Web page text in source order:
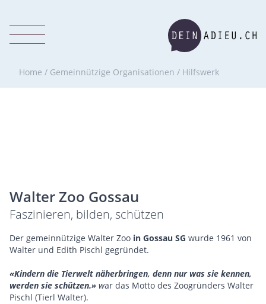
Home / Gemeinnützige Organisationen / Hilfswerk
Walter Zoo Gossau
Faszinieren, bilden, schützen
Der gemeinnützige Walter Zoo in Gossau SG wurde 1961 von
Walter und Edith Pischl gegründet.
«Kindern die Tierwelt näherbringen, denn nur was sie kennen,
werden sie schützen.» war das Motto des Zoogründers Walter
Pischl (Tierl Walter).